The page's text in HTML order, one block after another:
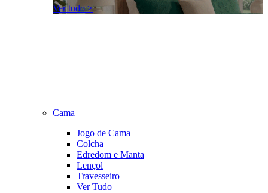
Ver tudo >
Cama
Jogo de Cama
Colcha
Edredom e Manta
Lençol
Travesseiro
Ver Tudo